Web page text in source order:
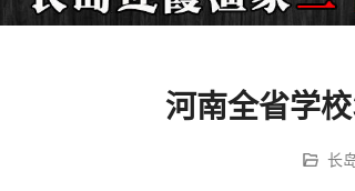
河南全省学
长